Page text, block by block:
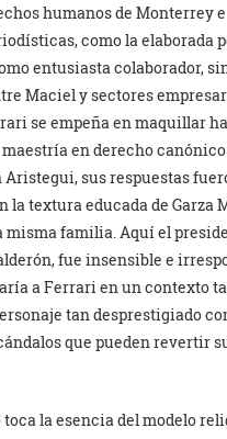
humanos de Monterrey e
como la elaborada
entusiasta colaborador,
Maciel y sectores
se empeña en maquillar
en derecho canónico
sus respuestas
la textura educada de Garza
misma familia. Aquí el
fue insensible e
a Ferrari en un contexto
tan desprestigiado
que pueden revertir
la esencia del modelo